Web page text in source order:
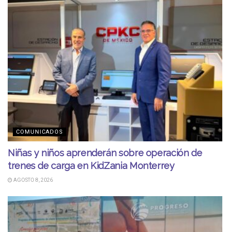
COMUNICADOS
Niñas y niños aprenderán sobre operación de
trenes de carga en KidZania Monterrey
AGOSTO 8, 2026